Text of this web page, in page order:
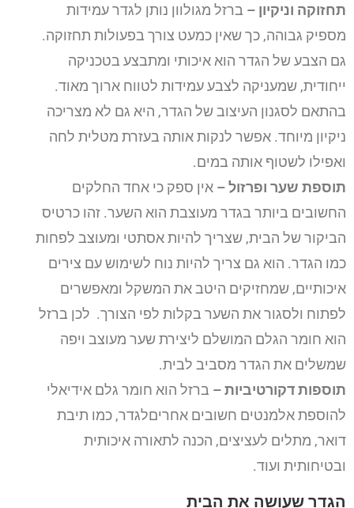
תחזוקה וניקיון – ברזל מגולוון נותן לגדר עמידות
מספיק גבוהה, כך שאין כמעט צורך בפעולות תחזוקה.
גם הצבע של הגדר הוא איכותי ומתבצע בטכניקה
ייחודית, שמעניקה לצבע עמידות לטווח ארוך מאוד.
בהתאם לסגנון העיצוב של הגדר, היא גם לא מצריכה
ניקיון מיוחד. אפשר לנקות אותה בעזרת מטלית לחה
ואפילו לשטוף אותה במים.
תוספת שער ופרזול– אין ספק כי אחד החלקים
החשובים ביותר בגדר מעוצבת הוא השער. זהו כרטיס
הביקור של הבית, שצריך להיות אסתטי ומעוצב לפחות
כמו הגדר. הוא גם צריך להיות נוח לשימוש עם צירים
איכותיים, שמחזיקים היטב את המשקל ומאפשרים
לפתוח ולסגור את השער בקלות לפי הצורך. לכן ברזל
הוא חומר הגלם המושלם ליצירת שער מעוצב ויפה
שמשלים את הגדר מסביב לבית.
תוספות דקורטיביות– ברזל הוא חומר גלם אידיאלי
להוספת אלמנטים חשובים אחריםלגדר, כמו תיבת
דואר, מתלים לעציצים, הכנה לתאורה איכותית
ובטיחותית ועוד.
הגדר שעושה את הבית